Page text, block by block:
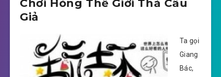
Chơi Hỏng Thế Giới Thả Câu
Giả
Ta gọi
Giang
Bác,